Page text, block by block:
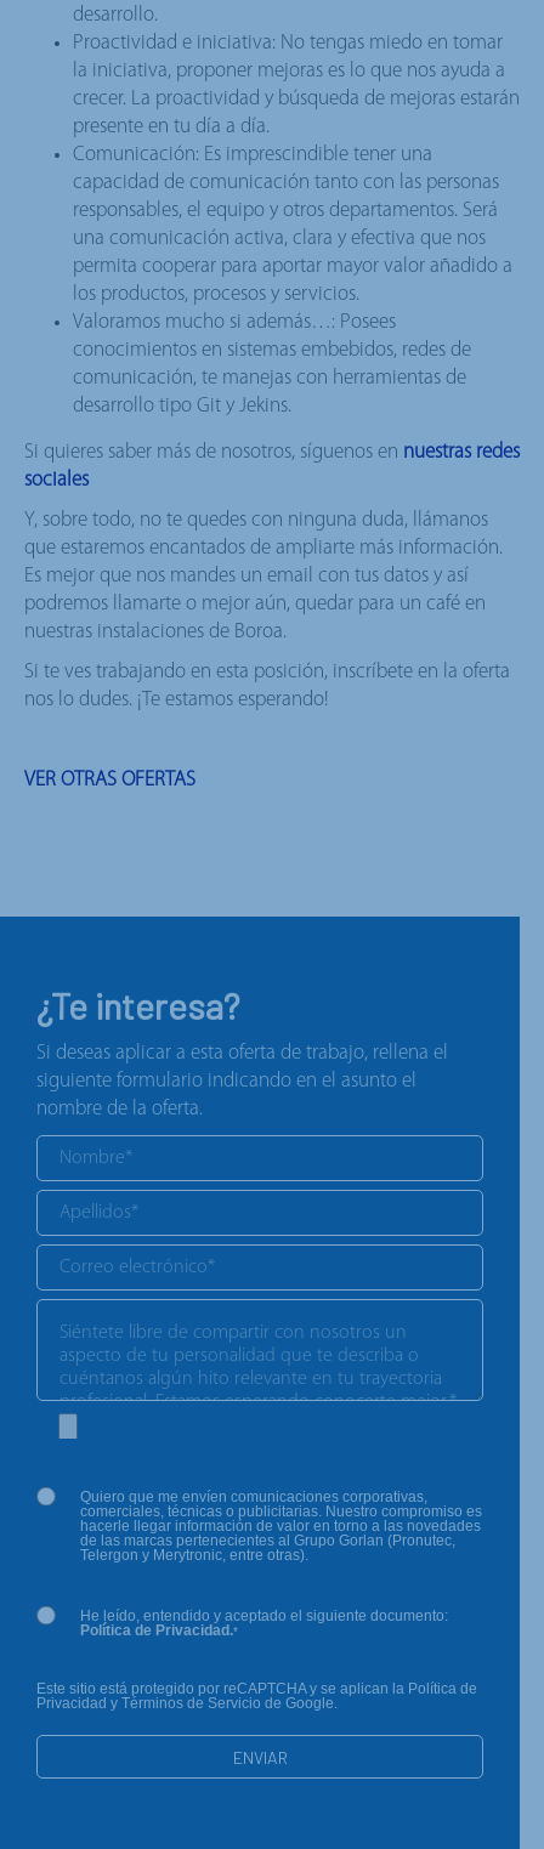
desarrollo.
Proactividad e iniciativa: No tengas miedo en tomar
la iniciativa, proponer mejoras es lo que nos ayuda a
crecer. La proactividad y búsqueda de mejoras estarán
presente en tu día a día.
Comunicación: Es imprescindible tener una
capacidad de comunicación tanto con las personas
responsables, el equipo y otros departamentos. Será
una comunicación activa, clara y efectiva que nos
permita cooperar para aportar mayor valor añadido a
los productos, procesos y servicios.
Valoramos mucho si además…: Posees
conocimientos en sistemas embebidos, redes de
comunicación, te manejas con herramientas de
desarrollo tipo Git y Jekins.
Si quieres saber más de nosotros, síguenos en nuestras redes
sociales
Y, sobre todo, no te quedes con ninguna duda, llámanos
que estaremos encantados de ampliarte más información.
Es mejor que nos mandes un email con tus datos y así
podremos llamarte o mejor aún, quedar para un café en
nuestras instalaciones de Boroa.
Si te ves trabajando en esta posición, inscríbete en la oferta
nos lo dudes. ¡Te estamos esperando!
VER OTRAS OFERTAS
¿Te interesa?
Si deseas aplicar a esta oferta de trabajo, rellena el
siguiente formulario indicando en el asunto el
nombre de la oferta.
Quiero que me envíen comunicaciones corporativas,
comerciales, técnicas o publicitarias. Nuestro compromiso es
hacerle llegar información de valor en torno a las novedades
de las marcas pertenecientes al Grupo Gorlan (Pronutec,
Telergon y Merytronic, entre otras).
He leído, entendido y aceptado el siguiente documento:
Política de Privacidad.*
Este sitio está protegido por reCAPTCHA y se aplican la Política de
Privacidad y Términos de Servicio de Google.